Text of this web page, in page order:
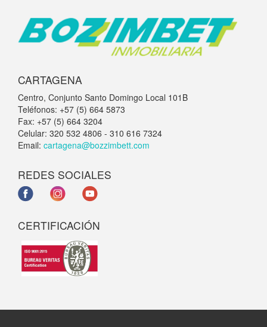
CARTAGENA
Centro, Conjunto Santo Domingo Local 101B
Teléfonos: +57 (5) 664 5873
Fax: +57 (5) 664 3204
Celular: 320 532 4806 - 310 616 7324
Email: cartagena@bozzimbett.com
REDES SOCIALES
CERTIFICACIÓN